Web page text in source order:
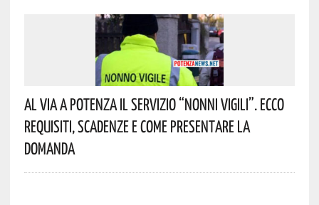
Al Via A Potenza Il Servizio “Nonni Vigili”. Ecco
Requisiti, Scadenze E Come Presentare La
Domanda